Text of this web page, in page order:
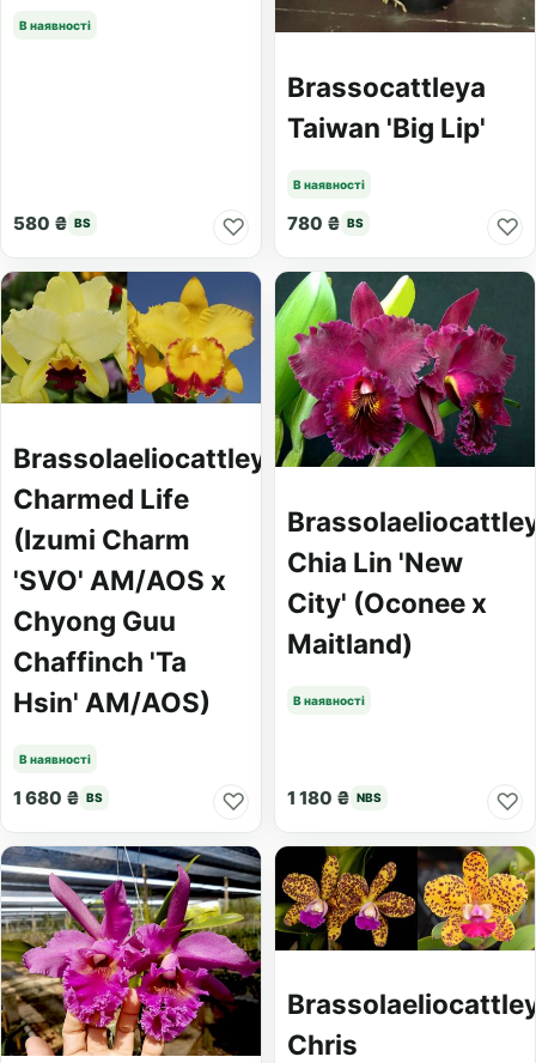
В наявності
580 ₴ BS ♡
Brassocattleya
Taiwan 'Big Lip'
В наявності
780 ₴ BS ♡
Brassolaeliocattleya
Charmed Life
(Izumi Charm
'SVO' AM/AOS x
Chyong Guu
Chaffinch 'Ta
Hsin' AM/AOS)
В наявності
1 680 ₴ BS ♡
Chia Lin 'New
City' (Oconee x
Maitland)
В наявності
1 180 ₴ NBS ♡
Chris